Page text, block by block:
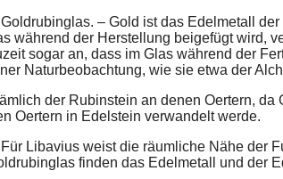
Goldrubinglas. – Gold ist das Edelmetall
während der Herstellung beigefügt wird,
sogar an, dass im Glas während der
Naturbeobachtung, wie sie etwa der
der Rubinstein an denen Oertern,
Oertern in Edelstein verwandelt werde.
Für Libavius weist die räumliche Nähe der
finden das Edelmetall und der